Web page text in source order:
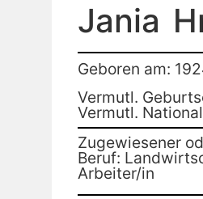
Jania
Geboren am:
Vermutl.
Vermutl.
Zugewiesener
Beruf:
Arbeiter/in